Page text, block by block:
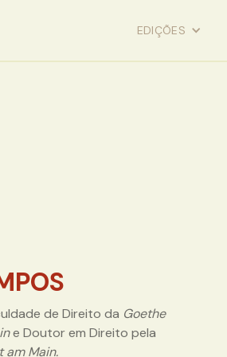
EDIÇÕES
de Direito da Goethe
e Doutor em Direito pela
am Main.